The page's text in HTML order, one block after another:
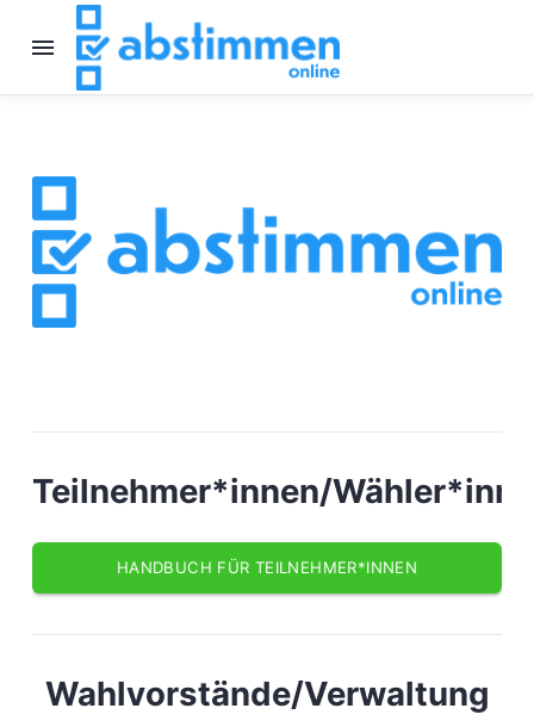
Teilnehmer*innen/
HANDBUCH FÜR TEILNEHMER*INNEN
Wahlvorstände/Verwaltung